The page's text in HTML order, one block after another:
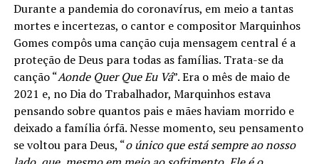
Durante a pandemia do coronavírus, em meio a tantas
mortes e incertezas, o cantor e compositor Marquinhos
Gomes compôs uma canção cuja mensagem central é a
proteção de Deus para todas as famílias. Trata-se da
canção “Aonde Quer Que Eu Vá”. Era o mês de maio de
2021 e, no Dia do Trabalhador, Marquinhos estava
pensando sobre quantos pais e mães haviam morrido e
deixado a família órfã. Nesse momento, seu pensamento
se voltou para Deus, “o único que está sempre ao nosso